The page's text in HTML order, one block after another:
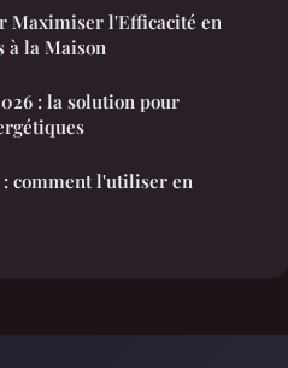
Maximiser l'Efficacité en
à la Maison
: la solution pour
comment l'utiliser en